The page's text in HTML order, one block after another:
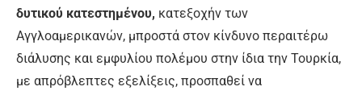
δυτικού κατεστημένου, κατεξοχήν των
Αγγλοαμερικανών, μπροστά στον κίνδυνο περαιτέρω
διάλυσης και εμφυλίου πολέμου στην ίδια την Τουρκία,
με απρόβλεπτες εξελίξεις, προσπαθεί να